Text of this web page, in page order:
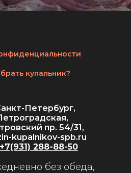
купальник?
Петербург,
пр. 54/31,
kupalnikov-spb.ru
+7(931) 288-88-50
без обеда,